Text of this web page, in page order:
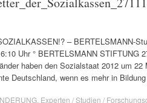
– BERTELSMANN-
Uhr ° BERTELSMANN STIFTUNG
haben den Sozialstaat 2012 um
Deutschland, wenn es mehr in
Experten / Studien /